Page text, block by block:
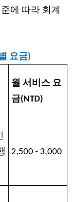
에 따라 회계
요금)
월 서비스 요
금(NTD)
2,500 - 3,000